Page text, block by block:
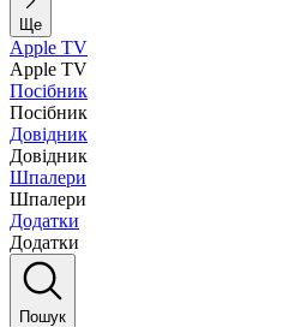
Ще
Apple TV
Apple TV
Посібник
Посібник
Довідник
Довідник
Шпалери
Шпалери
Додатки
Додатки
Пошук